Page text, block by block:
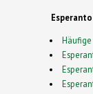
Esperanto
Häufige